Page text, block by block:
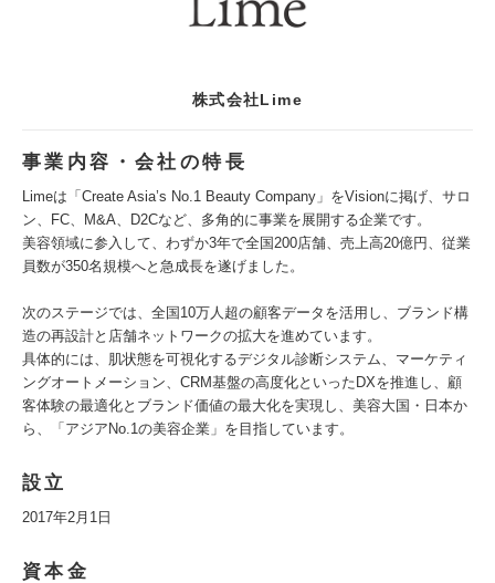
株式会社Lime
事業内容・会社の特長
Limeは「Create Asia’s No.1 Beauty Company」をVisionに掲げ、サロ
ン、FC、M&A、D2Cなど、多角的に事業を展開する企業です。
美容領域に参入して、わずか3年で全国200店舗、売上高20億円、従業
員数が350名規模へと急成長を遂げました。
次のステージでは、全国10万人超の顧客データを活用し、ブランド構
造の再設計と店舗ネットワークの拡大を進めています。
具体的には、肌状態を可視化するデジタル診断システム、マーケティ
ングオートメーション、CRM基盤の高度化といったDXを推進し、顧
客体験の最適化とブランド価値の最大化を実現し、美容大国・日本か
ら、「アジアNo.1の美容企業」を目指しています。
設立
2017年2月1日
資本金